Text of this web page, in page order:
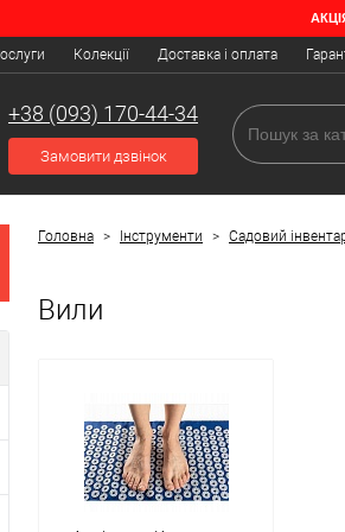
інструментів. За
Колекції Доставка і оплата
+38 (093) 170-44-34
Замовити дзвінок
Головна > Інструменти > Садовий
Вили